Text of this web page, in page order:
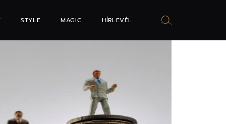
STYLE MAGIC HÍRLEVÉL